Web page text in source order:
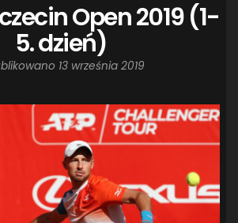
Open 2019 (1-
5. dzień)
13 września 2019